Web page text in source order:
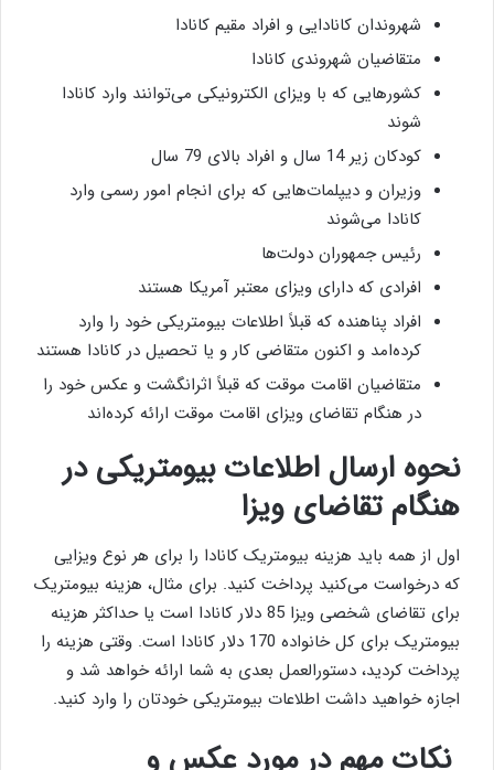
شهروندان کانادایی و افراد مقیم کانادا
متقاضیان شهروندی کانادا
کشورهایی که با ویزای الکترونیکی می‌توانند وارد کانادا
شوند
کودکان زیر 14 سال و افراد بالای 79 سال
وزیران و دیپلمات‌هایی که برای انجام امور رسمی وارد
کانادا می‌شوند
رئیس جمهوران دولت‌ها
افرادی که دارای ویزای معتبر آمریکا هستند
افراد پناهنده که قبلاً اطلاعات بیومتریکی خود را وارد
کرده‌امد و اکنون متقاضی کار و یا تحصیل در کانادا هستند
متقاضیان اقامت موقت که قبلاً اثرانگشت و عکس خود را
در هنگام تقاضای ویزای اقامت موقت ارائه کرده‌اند
نحوه ارسال اطلاعات بیومتریکی در
هنگام تقاضای ویزا
اول از همه باید هزینه بیومتریک کانادا را برای هر نوع ویزایی
که درخواست می‌کنید پرداخت کنید. برای مثال، هزینه بیومتریک
برای تقاضای شخصی ویزا 85 دلار کانادا است یا حداکثر هزینه
بیومتریک برای کل خانواده 170 دلار کانادا است. وقتی هزینه را
پرداخت کردید، دستورالعمل بعدی به شما ارائه خواهد شد و
اجازه خواهید داشت اطلاعات بیومتریکی خودتان را وارد کنید.
نکات مهم در مورد عکس و